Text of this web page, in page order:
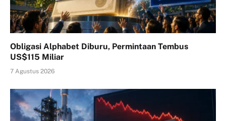
Obligasi Alphabet Diburu, Permintaan Tembus
US$115 Miliar
7 Agustus 2026